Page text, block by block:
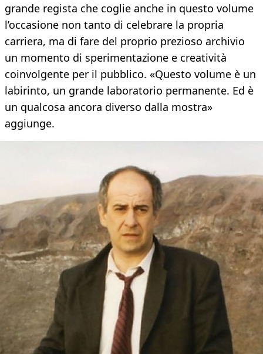
grande regista che coglie anche in questo volume
l’occasione non tanto di celebrare la propria
carriera, ma di fare del proprio prezioso archivio
un momento di sperimentazione e creatività
coinvolgente per il pubblico. «Questo volume è un
labirinto, un grande laboratorio permanente. Ed è
un qualcosa ancora diverso dalla mostra»
aggiunge.